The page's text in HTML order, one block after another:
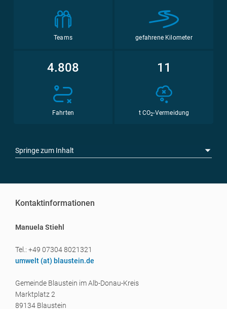
Teams gefahrene Kilometer
4.808
Fahrten
11
t CO2-Vermeidung
Springe zum Inhalt
Kontaktinformationen
Manuela Stiehl
Tel.: +49 07304 8021321
umwelt (at) blaustein.de
Gemeinde Blaustein im Alb-Donau-Kreis
Marktplatz 2
89134 Blaustein